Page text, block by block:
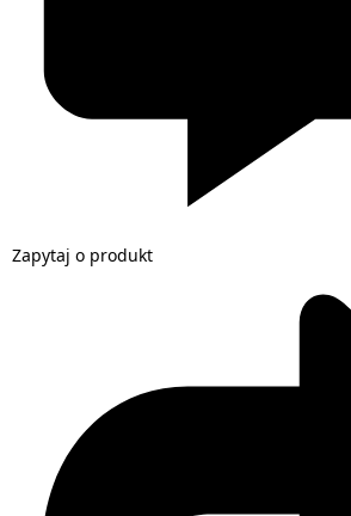
Zapytaj o produkt